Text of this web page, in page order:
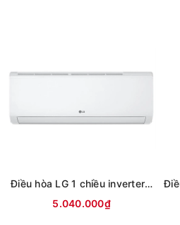
Điều hòa LG 1 chiều inverter 9000Btu IFC09M1 (mới 2026)
5.040.000₫